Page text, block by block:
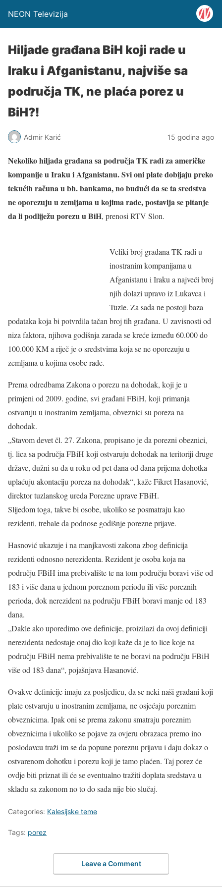
NEON Televizija
Hiljade građana BiH koji rade u
Iraku i Afganistanu, najviše sa
područja TK, ne plaća porez u
BiH?!
Admir Karić 15 godina ago
Nekoliko hiljada građana sa područja TK radi za američke
kompanije u Iraku i Afganistanu. Svi oni plate dobijaju preko
tekućih računa u bh. bankama, no budući da se ta sredstva
ne oporezuju u zemljama u kojima rade, postavlja se pitanje
da li podliježu porezu u BiH, prenosi RTV Slon.
Veliki broj građana TK radi u
inostranim kompanijama u
Afganistanu i Iraku a najveći broj
njih dolazi upravo iz Lukavca i
Tuzle. Za sada ne postoji baza
podataka koja bi potvrdila tačan broj tih građana. U zavisnosti od
niza faktora, njihova godišnja zarada se kreće između 60.000 do
100.000 KM a riječ je o sredstvima koja se ne oporezuju u
zemljama u kojima osobe rade.
Prema odredbama Zakona o porezu na dohodak, koji je u
primjeni od 2009. godine, svi građani FBiH, koji primanja
ostvaruju u inostranim zemljama, obveznici su poreza na
dohodak.
„Stavom devet čl. 27. Zakona, propisano je da porezni obeznici,
tj. lica sa područja FBiH koji ostvaruju dohodak na teritoriji druge
države, dužni su da u roku od pet dana od dana prijema dohotka
uplaćuju akontaciju poreza na dohodak“, kaže Fikret Hasanović,
direktor tuzlanskog ureda Porezne uprave FBiH.
Slijedom toga, takve bi osobe, ukoliko se posmatraju kao
rezidenti, trebale da podnose godišnje porezne prijave.
Hasnović ukazuje i na manjkavosti zakona zbog definicija
rezidenti odnosno nerezidenta. Rezident je osoba koja na
području FBiH ima prebivalište te na tom području boravi više od
183 i više dana u jednom poreznom periodu ili više poreznih
perioda, dok nerezident na području FBiH boravi manje od 183
dana.
„Dakle ako uporedimo ove definicije, proizilazi da ovoj definiciji
nerezidenta nedostaje onaj dio koji kaže da je to lice koje na
području FBiH nema prebivalište te ne boravi na području FBiH
više od 183 dana“, pojašnjava Hasanović.
Ovakve definicije imaju za posljedicu, da se neki naši građani koji
plate ostvaruju u inostranim zemljama, ne osjećaju poreznim
obveznicima. Ipak oni se prema zakonu smatraju poreznim
obveznicima i ukoliko se pojave za ovjeru obrazaca premo ino
poslodavcu traži im se da popune poreznu prijavu i daju dokaz o
ostvarenom dohotku i porezu koji je tamo plaćen. Taj porez će
ovdje biti priznat ili će se eventualno tražiti doplata sredstava u
skladu sa zakonom no to do sada nije bio slučaj.
Categories: Kalesijske teme
Tags: porez
Leave a Comment